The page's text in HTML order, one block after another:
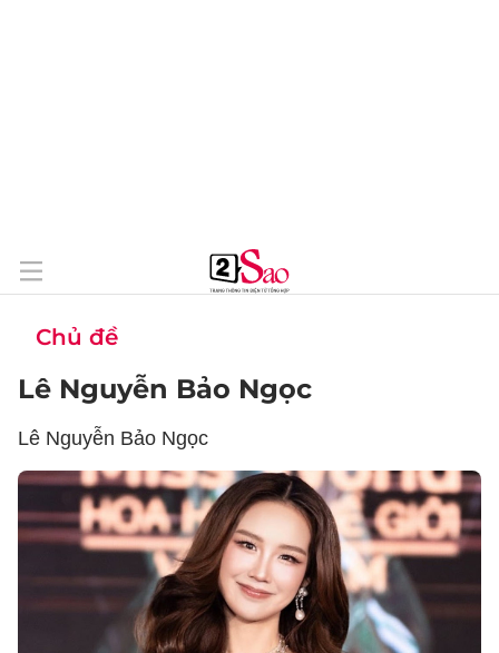
Chủ đề
Lê Nguyễn Bảo Ngọc
Lê Nguyễn Bảo Ngọc